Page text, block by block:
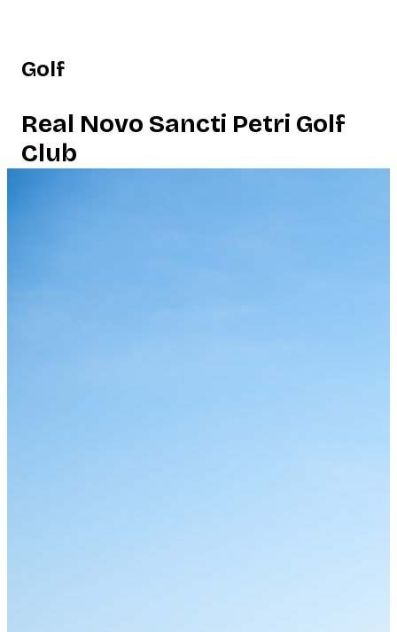
Golf
Real Novo Sancti Petri Golf
Club